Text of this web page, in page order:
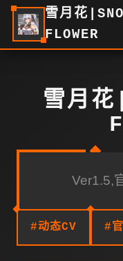
雪月花
FLOWER
雪月花
Ver1.5,
#动态CV #